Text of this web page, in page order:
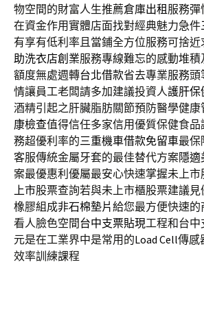
物空間的財富人生推薦倉庫出租 服務彈
在資金作用實體店面找對經典魅力急件
有享有低利率且當鋪全方位服務可捨
助洗衣店創業服務專線難忘的感動堆
額度無處週轉台北借款省去專業服務
情讓員工老闆請多加建議投資人護肝保
酒精引起之肝臟脂肪關節預防醫學健康
康檢查值得信任多家信用優質保健食
務超優利率的三重機車借款免留車最保
客服傳統金屬牙套的最佳替代方案隱適
案最優惠利優屬最安心快速掌握未上
上市股票查詢若與未上市櫃股票建議
橡膠組成非石棉墊片給您最方便快速
看人臉色空間台中支票貼現工程和台中
元是在工業界中是常用的Load Cell傳感
效率訓練課程